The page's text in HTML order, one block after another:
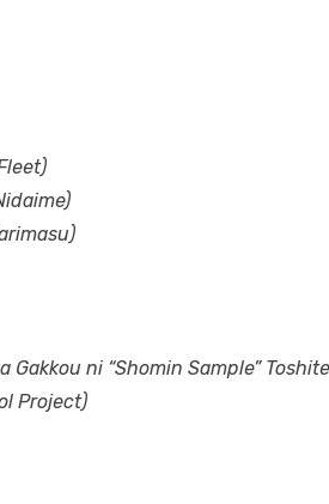
Gakkou ni “Shomin Sample”
Project)